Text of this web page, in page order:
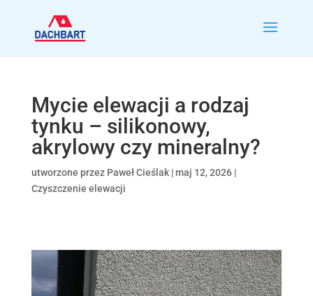
Mycie elewacji a rodzaj
tynku – silikonowy,
akrylowy czy mineralny?
utworzone przez Paweł Cieślak|maj 12, 2026|
Czyszczenie elewacji